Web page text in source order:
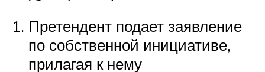
Претендент подает заявление
по собственной инициативе,
прилагая к нему